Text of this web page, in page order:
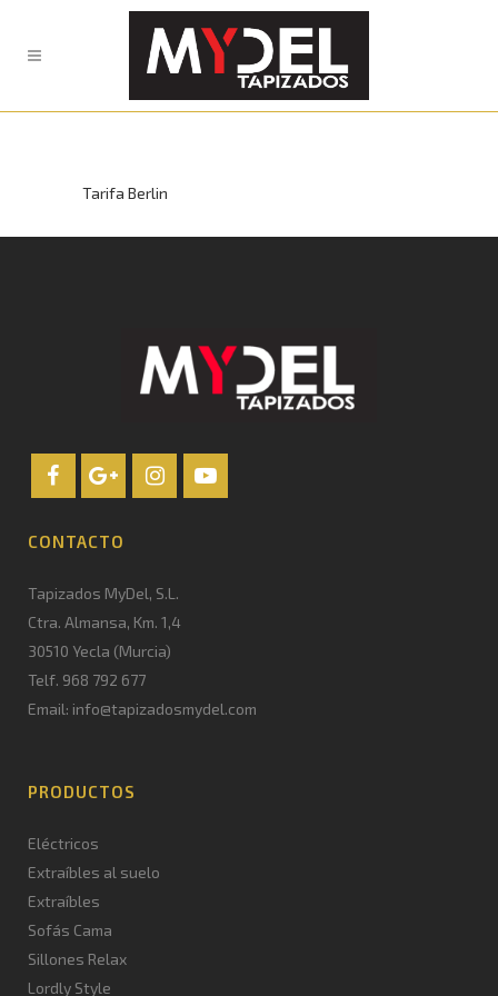
Tarifa Berlin
CONTACTO
Tapizados MyDel, S.L.
Ctra. Almansa, Km. 1,4
30510 Yecla (Murcia)
Telf. 968 792 677
Email: info@tapizadosmydel.com
PRODUCTOS
Eléctricos
Extraíbles al suelo
Extraíbles
Sofás Cama
Sillones Relax
Lordly Style